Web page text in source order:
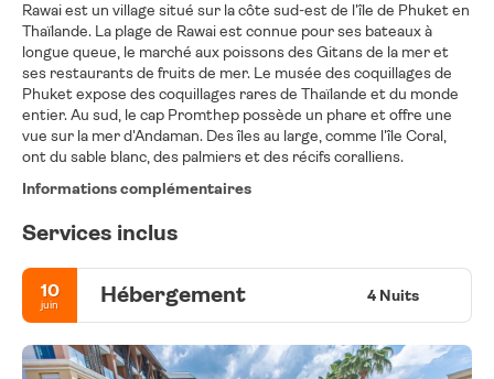
Rawai est un village situé sur la côte sud-est de l'île de Phuket en
Thaïlande. La plage de Rawai est connue pour ses bateaux à
longue queue, le marché aux poissons des Gitans de la mer et
ses restaurants de fruits de mer. Le musée des coquillages de
Phuket expose des coquillages rares de Thaïlande et du monde
entier. Au sud, le cap Promthep possède un phare et offre une
vue sur la mer d'Andaman. Des îles au large, comme l'île Coral,
ont du sable blanc, des palmiers et des récifs coralliens.
Informations complémentaires
Services inclus
10
juin Hébergement 4 Nuits